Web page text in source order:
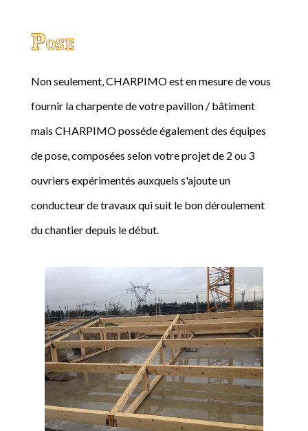
Pose
Non seulement, CHARPIMO est en mesure de vous
fournir la charpente de votre pavillon / bâtiment
mais CHARPIMO posséde également des équipes
de pose, composées selon votre projet de 2 ou 3
ouvriers expérimentés auxquels s'ajoute un
conducteur de travaux qui suit le bon déroulement
du chantier depuis le début.